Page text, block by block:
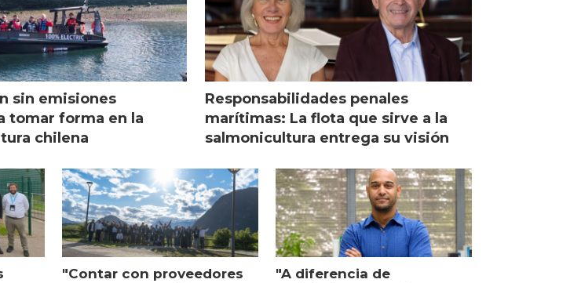
sin emisiones
tomar forma en la
chilena
Responsabilidades penales
marítimas: La flota que sirve a la
salmonicultura entrega su visión
"Contar con proveedores
"A diferencia de